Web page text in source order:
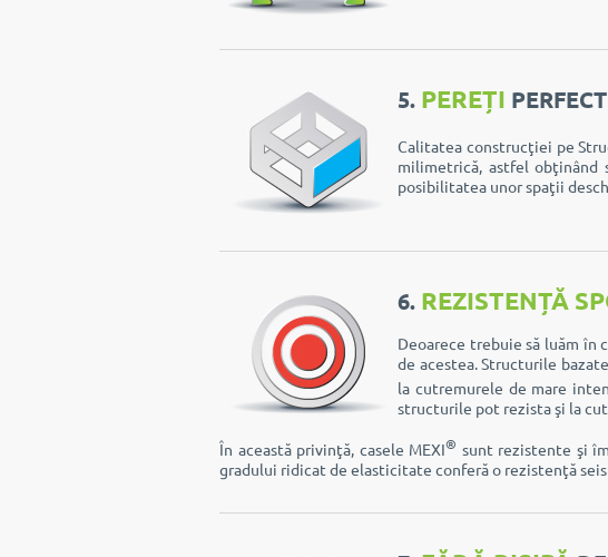
5. PEREȚI
Calitatea construcţiei pe
milimetrică, astfel obţinând
posibilitatea unor spaţii
6. REZISTENȚĂ
Deoarece trebuie să luăm în
de acestea. Structurile
la cutremurele de mare
structurile pot rezista şi la
În această privinţă, casele MEXI® sunt rezistente şi
gradului ridicat de elasticitate conferă o rezistenţă